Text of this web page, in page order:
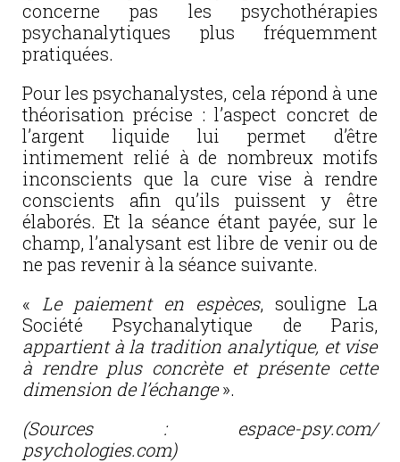
concerne pas les psychothérapies
psychanalytiques plus fréquemment
pratiquées.
Pour les psychanalystes, cela répond à une
théorisation précise : l’aspect concret de
l’argent liquide lui permet d’être
intimement relié à de nombreux motifs
inconscients que la cure vise à rendre
conscients afin qu’ils puissent y être
élaborés. Et la séance étant payée, sur le
champ, l’analysant est libre de venir ou de
ne pas revenir à la séance suivante.
« Le paiement en espèces, souligne La
Société Psychanalytique de Paris,
appartient à la tradition analytique, et vise
à rendre plus concrète et présente cette
dimension de l’échange».
(Sources : espace-psy.com/
psychologies.com)